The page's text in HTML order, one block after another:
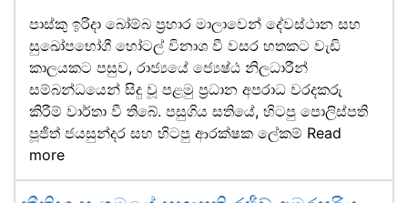
පාස්කු ඉරිදා බෝම්බ ප්‍රහාර මාලාවෙන් දේවස්ථාන සහ
සුඛෝපභෝගී හෝටල් විනාශ වී වසර හතකට වැඩි
කාලයකට පසුව, රාජ්‍යයේ ජ්‍යෙෂ්ඨ නිලධාරීන්
සම්බන්ධයෙන් සිදු වූ පළමු ප්‍රධාන අපරාධ වරදකරු
කිරීම් වාර්තා වී තිබේ. පසුගිය සතියේ, හිටපු පොලිස්පති
පූජිත් ජයසුන්දර සහ හිටපු ආරක්ෂක ලේකම් Read
more